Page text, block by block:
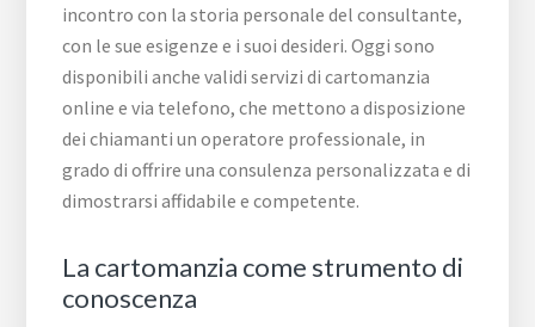
incontro con la storia personale del consultante,
con le sue esigenze e i suoi desideri. Oggi sono
disponibili anche validi servizi di cartomanzia
online e via telefono, che mettono a disposizione
dei chiamanti un operatore professionale, in
grado di offrire una consulenza personalizzata e di
dimostrarsi affidabile e competente.
La cartomanzia come strumento di
conoscenza